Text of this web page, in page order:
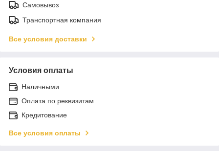
Самовывоз
Транспортная компания
Все условия доставки
Условия оплаты
Наличными
Оплата по реквизитам
Кредитование
Все условия оплаты